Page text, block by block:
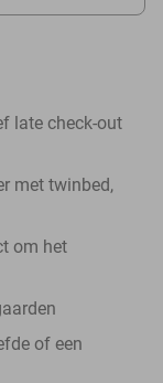
late check-out
met twinbed,
om het
of een